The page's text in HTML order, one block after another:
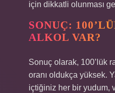
için dikkatli olunması
SONUÇ:
ALKOL VAR?
Sonuç olarak, 100’lük
oranı oldukça yüksek.
içtiğiniz her bir yudum,